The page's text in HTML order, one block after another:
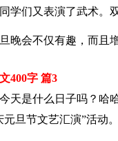
学们又表演了武术。
晚会不仅有趣，而且
400字 篇3
天是什么日子吗？哈
旦节文艺汇演”活动。